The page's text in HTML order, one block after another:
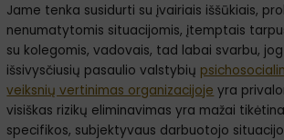
Jame tenka susidurti su įvairiais iššūkiais,
nenumatytomis situacijomis, įtemptais
su kolegomis, vadovais, tad labai svarbu,
išsivysčiusių pasaulio valstybių
veiksnių vertinimas organizacijoje yra
visiškas rizikų eliminavimas yra mažai
specifikos, subjektyvaus darbuotojo